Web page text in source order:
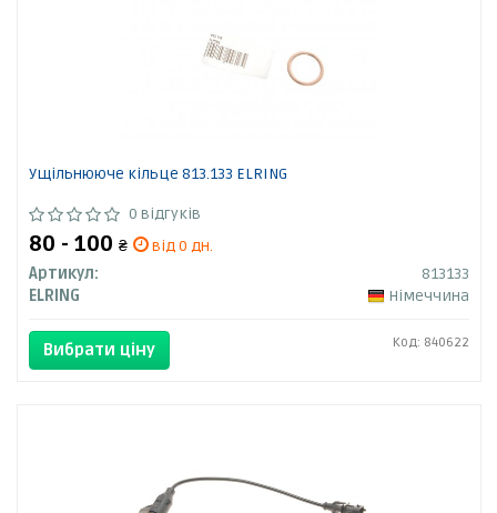
Ущільнююче кільце 813.133 ELRING
0 відгуків
80 - 100 ₴
від 0 дн.
Артикул:
813133
ELRING
Німеччина
Вибрати ціну Код: 840622